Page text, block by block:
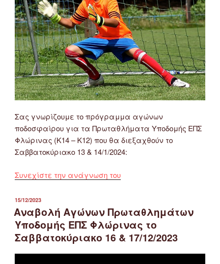
9/3/2024”
Σας γνωρίζουμε το πρόγραμμα αγώνων
ποδοσφαίρου για τα Πρωταθλήματα Υποδομής ΕΠΣ
Φλώρινας (Κ14 – Κ12) που θα διεξαχθούν το
Σαββατοκύριακο 13 & 14/1/2024:
Συνεχίστε την ανάγνωση του“Πρόγραμμα
Υποδομής
(Κ14
–
Κ12)
ΕΠΣ
ΔΗΜΟΣΙΕΎΤΗΚΕ
ΣΤΙΣ
15/12/2023
Αναβολή Αγώνων Πρωταθλημάτων
Υποδομής ΕΠΣ Φλώρινας το
Σαββατοκύριακο 16 & 17/12/2023